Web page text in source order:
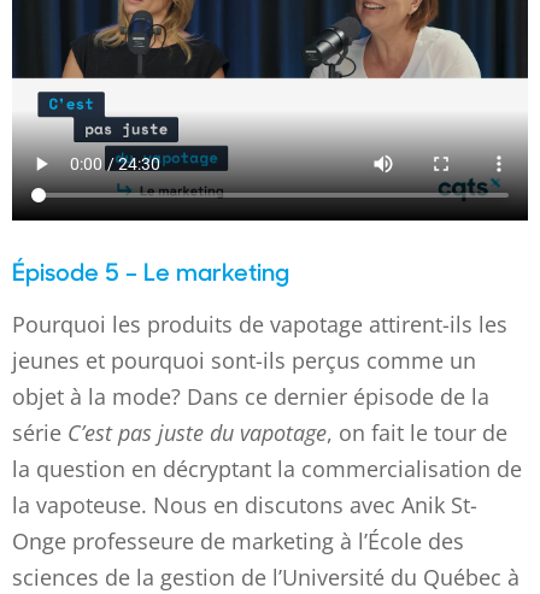
Épisode 5 – Le marketing
Pourquoi les produits de vapotage attirent-ils les
jeunes et pourquoi sont-ils perçus comme un
objet à la mode? Dans ce dernier épisode de la
série C’est pas juste du vapotage, on fait le tour de
la question en décryptant la commercialisation de
la vapoteuse. Nous en discutons avec Anik St-
Onge professeure de marketing à l’École des
sciences de la gestion de l’Université du Québec à